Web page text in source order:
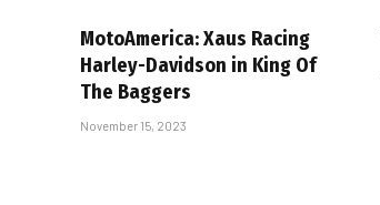
MotoAmerica: Xaus Racing
Harley-Davidson in King Of
The Baggers
November 15, 2023